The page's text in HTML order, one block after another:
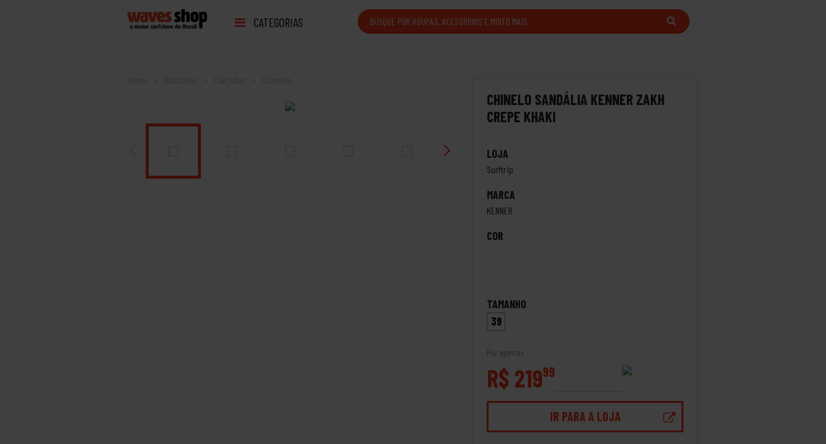
CATEGORIAS
Home
CHINELO SANDÁLIA KENNER ZAKH
CREPE KHAKI
LOJA
Surftrip
MARCA
KENNER
COR
TAMANHO
39
Por apenas
R$ 21999
IR PARA A LOJA